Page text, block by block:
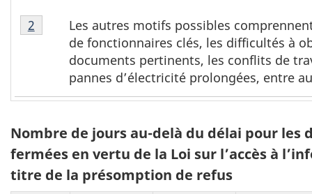
a
u
n
t
e
s
Tableau
6,
Les autres motifs possibles
de fonctionnaires clés, les difficultés à
documents pertinents, les conflits de
pannes d’électricité prolongées, entre
Retour à la référence du tableau 6 note
2
Nombre de jours au-delà du délai pour les
fermées en vertu de la Loi sur l’accès à
titre de la présomption de refus